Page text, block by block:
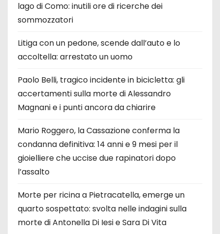
lago di Como: inutili ore di ricerche dei
sommozzatori
Litiga con un pedone, scende dall’auto e lo
accoltella: arrestato un uomo
Paolo Belli, tragico incidente in bicicletta: gli
accertamenti sulla morte di Alessandro
Magnani e i punti ancora da chiarire
Mario Roggero, la Cassazione conferma la
condanna definitiva: 14 anni e 9 mesi per il
gioielliere che uccise due rapinatori dopo
l’assalto
Morte per ricina a Pietracatella, emerge un
quarto sospettato: svolta nelle indagini sulla
morte di Antonella Di Iesi e Sara Di Vita